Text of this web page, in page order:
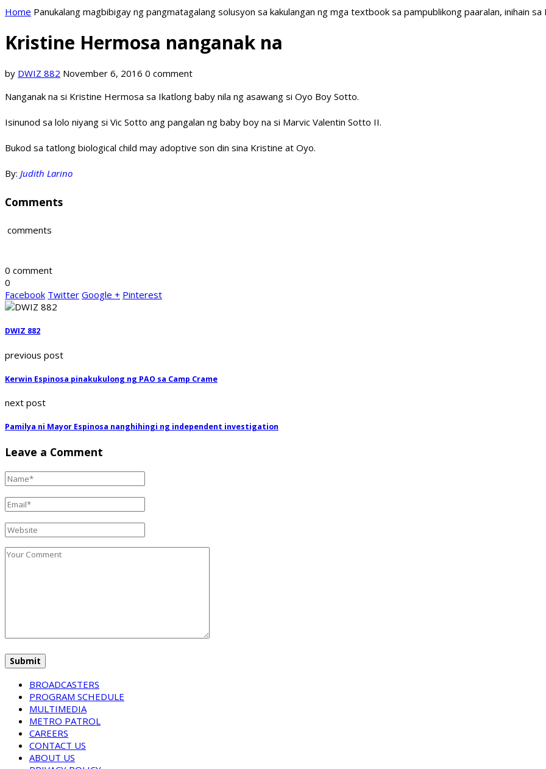
Home Panukalang magbibigay ng pangmatagalang solusyon sa kakulangan ng mga textbook sa pampublikong paaralan, inihain sa
Kristine Hermosa nanganak na
by DWIZ 882 November 6, 2016 0 comment
Nanganak na si Kristine Hermosa sa Ikatlong baby nila ng asawang si Oyo Boy Sotto.
Isinunod sa lolo niyang si Vic Sotto ang pangalan ng baby boy na si Marvic Valentin Sotto II.
Bukod sa tatlong biological child may adoptive son din sina Kristine at Oyo.
By: Judith Larino
Comments
comments
0 comment
0
Facebook Twitter Google + Pinterest
DWIZ 882
previous post
Kerwin Espinosa pinakukulong ng PAO sa Camp Crame
next post
Pamilya ni Mayor Espinosa nanghihingi ng independent investigation
Leave a Comment
BROADCASTERS
PROGRAM SCHEDULE
MULTIMEDIA
METRO PATROL
CAREERS
CONTACT US
ABOUT US